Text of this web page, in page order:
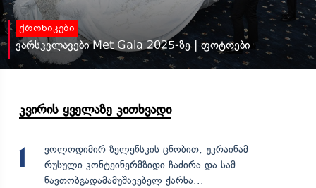
ქრონიკები
ვარსკვლავები Met Gala 2025-ზე | ფოტოები
კვირის ყველაზე კითხვადი
1
ვოლოდიმირ ზელენსკის ცნობით, უკრაინამ
რუსული კონტეინერმზიდი ჩაძირა და სამ
ნავთობგადამამუშავებელ ქარხა...